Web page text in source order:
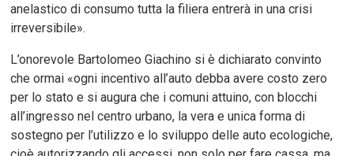
anelastico di consumo tutta la filiera entrerà in una crisi
irreversibile».
L’onorevole Bartolomeo Giachino si è dichiarato convinto
che ormai «ogni incentivo all’auto debba avere costo zero
per lo stato e si augura che i comuni attuino, con blocchi
all’ingresso nel centro urbano, la vera e unica forma di
sostegno per l’utilizzo e lo sviluppo delle auto ecologiche,